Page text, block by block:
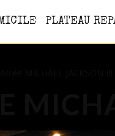
PLATEAU